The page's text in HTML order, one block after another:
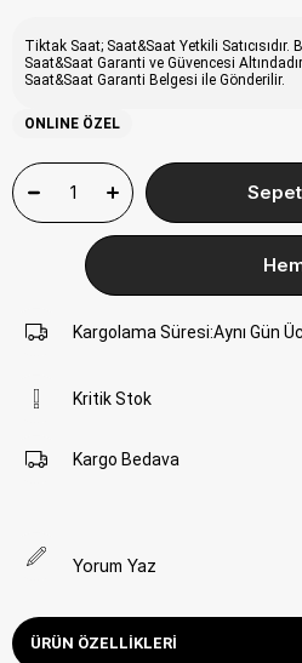
Tiktak Saat; Saat&Saat Yetkili
Saat&Saat Garanti ve Güvencesi Altındadır.
Saat&Saat Garanti Belgesi ile Gönderilir.
ONLINE ÖZEL
Kargolama Süresi:Aynı Gün
Kritik Stok
Kargo Bedava
Yorum Yaz
ÜRÜN ÖZELLIKLERI